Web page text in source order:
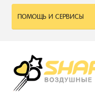
ПОМОЩЬ И СЕРВИСЫ